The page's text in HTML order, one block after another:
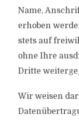
Name,
erhoben
stets auf
ohne Ihre
Dritte
Wir weisen